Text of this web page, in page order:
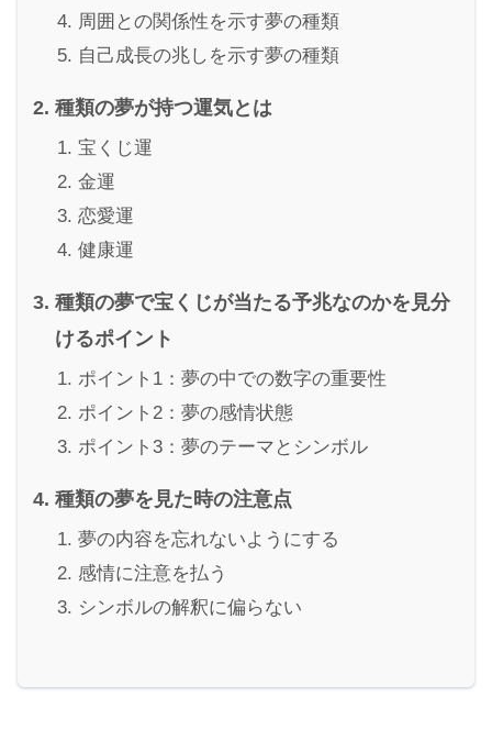
周囲との関係性を示す夢の種類
自己成長の兆しを示す夢の種類
種類の夢が持つ運気とは
宝くじ運
金運
恋愛運
健康運
種類の夢で宝くじが当たる予兆なのかを見分
けるポイント
ポイント1：夢の中での数字の重要性
ポイント2：夢の感情状態
ポイント3：夢のテーマとシンボル
種類の夢を見た時の注意点
夢の内容を忘れないようにする
感情に注意を払う
シンボルの解釈に偏らない